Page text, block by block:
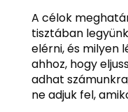
A célok
tisztában
elérni, és milyen
ahhoz, hogy
adhat
ne adjuk fel,